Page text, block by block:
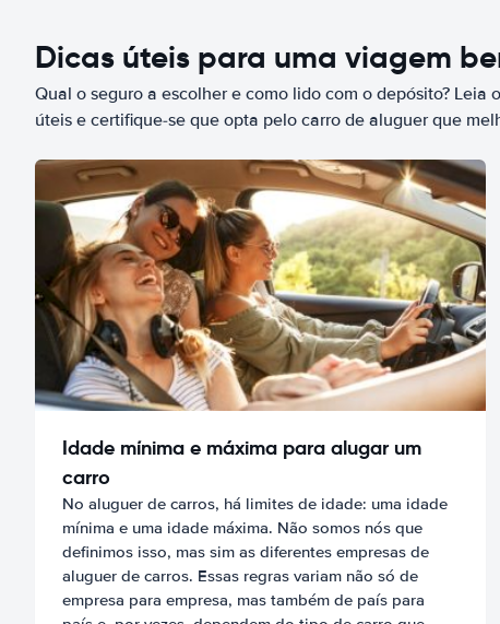
Dicas úteis para uma viagem
Qual o seguro a escolher e como lido com o depósito? Leia
úteis e certifique-se que opta pelo carro de aluguer que
Idade mínima e máxima para alugar um
carro
No aluguer de carros, há limites de idade: uma idade
mínima e uma idade máxima. Não somos nós que
definimos isso, mas sim as diferentes empresas de
aluguer de carros. Essas regras variam não só de
empresa para empresa, mas também de país para